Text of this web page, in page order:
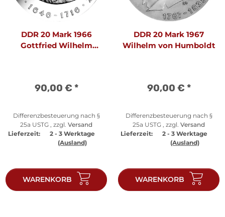
DDR 20 Mark 1966
Gottfried Wilhelm
90,00 € *
Differenzbesteuerung nach §
25a USTG , zzgl. Versand
Lieferzeit:
2 - 3 Werktage
(Ausland)
WARENKORB
DDR 20 Mark 1967
Wilhelm von Humboldt
90,00 € *
Differenzbesteuerung nach §
25a USTG , zzgl. Versand
Lieferzeit:
2 - 3 Werktage
(Ausland)
WARENKORB